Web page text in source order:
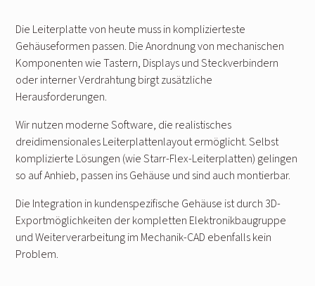
Die Leiterplatte von heute muss in komplizierteste
Gehäuseformen passen. Die Anordnung von mechanischen
Komponenten wie Tastern, Displays und Steckverbindern
oder interner Verdrahtung birgt zusätzliche
Herausforderungen.
Wir nutzen moderne Software, die realistisches
dreidimensionales Leiterplattenlayout ermöglicht. Selbst
komplizierte Lösungen (wie Starr-Flex-Leiterplatten) gelingen
so auf Anhieb, passen ins Gehäuse und sind auch montierbar.
Die Integration in kundenspezifische Gehäuse ist durch 3D-
Exportmöglichkeiten der kompletten Elektronikbaugruppe
und Weiterverarbeitung im Mechanik-CAD ebenfalls kein
Problem.